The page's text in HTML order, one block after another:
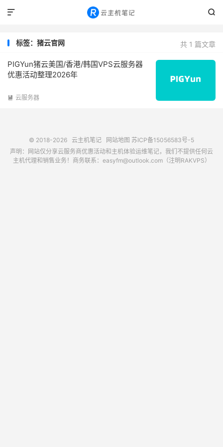


共 1 篇文章
标签：猪云官网
PIGYun猪云美国/香港/韩国VPS云服务器
优惠活动整理2026年
 云服务器
© 2018-2026 云主机笔记 网站地图 苏ICP备15056583号-5
声明：网站仅分享云服务商优惠活动和主机体验运维笔记，我们不提供任何云
主机代理和销售业务！商务联系：easyfm@outlook.com（注明RAKVPS）